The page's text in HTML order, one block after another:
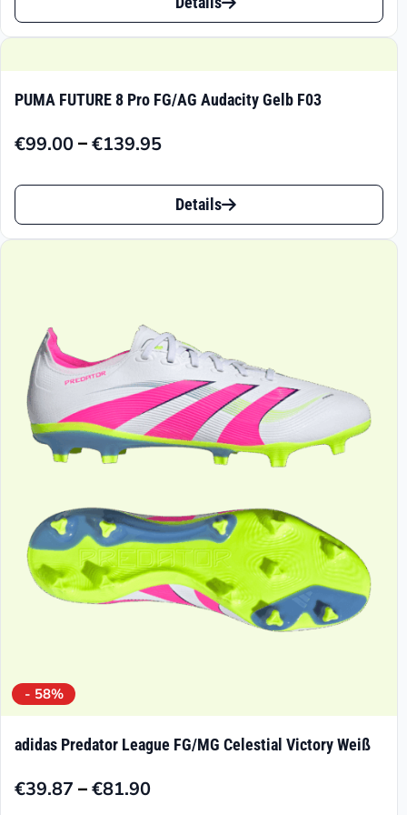
€89.99
Produkt
auf.
Die
Optionen
können
Produktseite
gewählt
werden
PUMA FUTURE 8 Pro FG/AG Audacity Gelb F03
€99.00–€139.95
Preisspanne:
€139.95
Dieses
Produkt
auf.
Die
Optionen
können
Produktseite
gewählt
werden
Details
- 58%
adidas Predator League FG/MG Celestial Victory Weiß
€39.87 –€81.90
Preisspanne: